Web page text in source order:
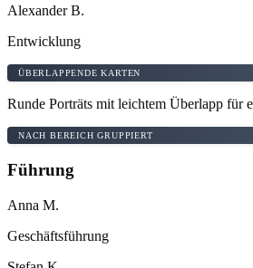
Alexander B.
Entwicklung
ÜBERLAPPENDE KARTEN
Runde Porträts mit leichtem Überlapp für
NACH BEREICH GRUPPIERT
Führung
Anna M.
Geschäftsführung